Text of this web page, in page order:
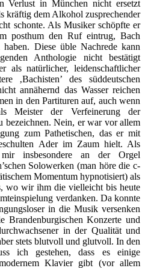
Verlust in München nicht ersetzt
kräftig dem Alkohol zusprechender
schonte. Als Musiker schöpfte er
posthum den Ruf eintrug, Bach
haben. Diese üble Nachrede kann
Anthologie nicht bestätigt
natürlicher, leidenschaftlicher
‚Bachisten’ des süddeutschen
annähernd das Wasser reichen
in den Partituren auf, auch wenn
Meister der Verfeinerung der
bezeichnen. Nein, er war vor allem
zum Pathetischen, das er mit
Ader im Zaum hielt. Als
insbesondere an der Orgel
Solowerken (man höre die c-
Momentum hypnotisiert) als
wo wir ihm die vielleicht bis heute
verdanken. Da konnte
in die Musik versenken
Brandenburgischen Konzerte und
in der Qualität und
stets blutvoll und glutvoll. In den
ich gestehen, dass es einige
Klavier gibt (vor allem